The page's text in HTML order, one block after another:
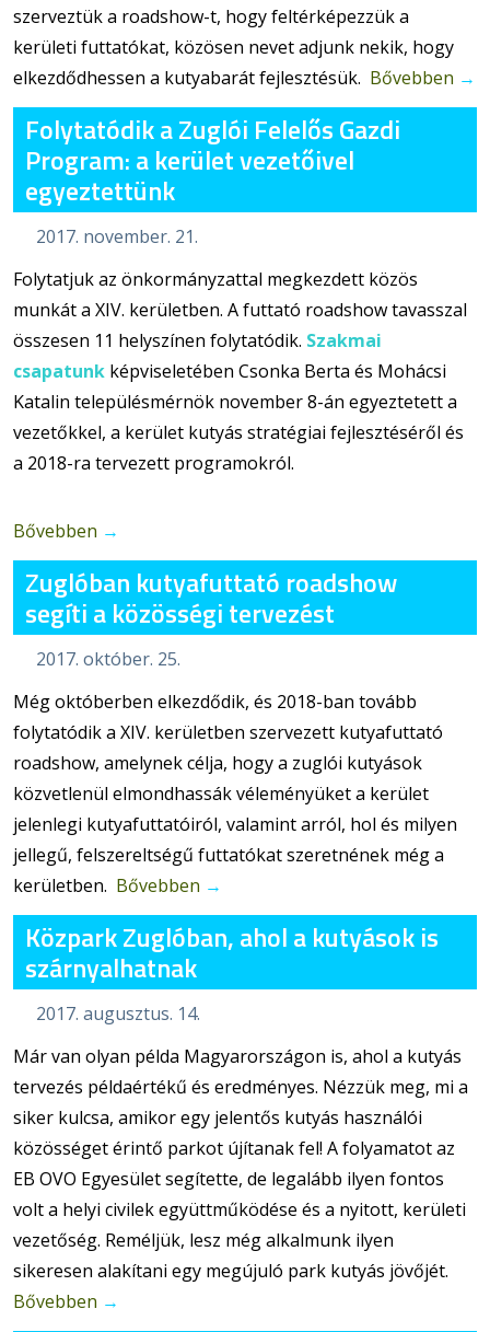
szerveztük a roadshow-t, hogy feltérképezzük a
kerületi futtatókat, közösen nevet adjunk nekik, hogy
elkezdődhessen a kutyabarát fejlesztésük. Bővebben →
Folytatódik a Zuglói Felelős Gazdi
Program: a kerület vezetőivel
egyeztettünk
2017. november. 21.
Folytatjuk az önkormányzattal megkezdett közös
munkát a XIV. kerületben. A futtató roadshow tavasszal
összesen 11 helyszínen folytatódik. Szakmai
csapatunk képviseletébenCsonka Berta és Mohácsi
Katalin településmérnök november 8-án egyeztetett a
vezetőkkel, a kerület kutyás stratégiai fejlesztéséről és
a 2018-ra tervezett programokról.
Bővebben →
Zuglóban kutyafuttató roadshow
segíti a közösségi tervezést
2017. október. 25.
Még októberben elkezdődik, és 2018-ban tovább
folytatódik a XIV. kerületben szervezett kutyafuttató
roadshow, amelynek célja, hogy a zuglói kutyások
közvetlenül elmondhassák véleményüket a kerület
jelenlegi kutyafuttatóiról, valamint arról, hol és milyen
jellegű, felszereltségű futtatókat szeretnének még a
kerületben. Bővebben →
Közpark Zuglóban, ahol a kutyások is
szárnyalhatnak
2017. augusztus. 14.
Már van olyan példa Magyarországon is, ahol a kutyás
tervezés példaértékű és eredményes. Nézzük meg, mi a
siker kulcsa, amikor egy jelentős kutyás használói
közösséget érintő parkot újítanak fel! A folyamatot az
EB OVO Egyesület segítette, de legalább ilyen fontos
volt a helyi civilek együttműködése és a nyitott, kerületi
vezetőség. Reméljük, lesz még alkalmunk ilyen
sikeresen alakítani egy megújuló park kutyás jövőjét.
Bővebben →